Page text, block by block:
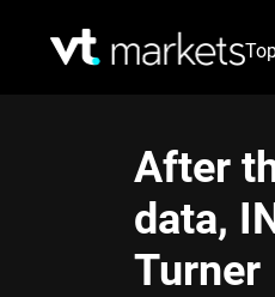
After
data,
Turner